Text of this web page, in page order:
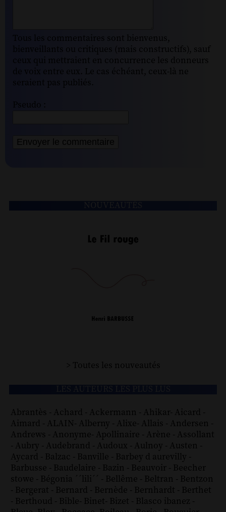
Tous les commentaires sont bienvenus,
bienveillants ou critiques (mais constructifs), sauf
ceux qui mettraient en concurrence les donneurs
de voix entre eux. Le cas échéant, ceux-là ne
seraient pas publiés.
Pseudo :
> Toutes les nouveautés
Abrantès - Achard - Ackermann - Ahikar- Aicard -
Aimard - ALAIN- Alberny - Alixe- Allais - Andersen -
Andrews - Anonyme- Apollinaire - Arène - Assollant
- Aubry - Audebrand - Audoux - Aulnoy - Austen -
Aycard - Balzac - Banville - Barbey d aurevilly -
Barbusse - Baudelaire - Bazin - Beauvoir - Beecher
stowe - Bégonia ´´lili´´ - Bellême - Beltran - Bentzon
- Bergerat - Bernard - Bernède - Bernhardt - Berthet
- Berthoud - Bible- Binet- Bizet - Blasco ibanez -